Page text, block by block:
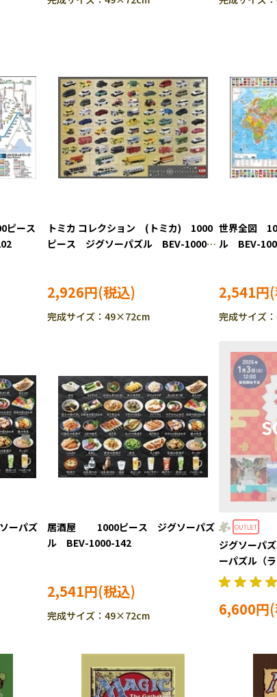
ピース
トミカ コレクション (トミカ) 1000
ピース ジグソーパズル BEV-1000-
2,926円
完成サイズ：49×72cm
世界全図
ル BEV-
2,541円
完成サイズ
ーパズ
居酒屋 1000ピース ジグソーパズ
ル BEV-1000-142
2,541円
完成サイズ：49×72cm
ジグソーパ
ーパズル（
6,600円